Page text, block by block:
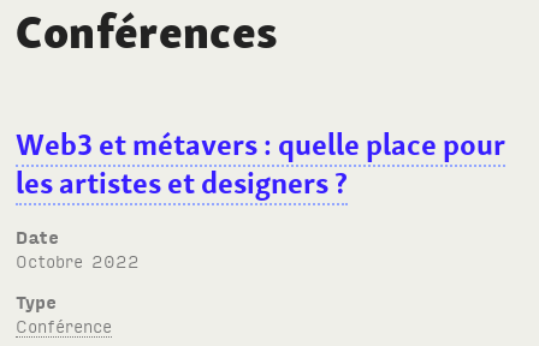
Conférences
Web3 et métavers: quelle place pour
les artistes et designers?
Date
octobre 2022
Type
Conférence